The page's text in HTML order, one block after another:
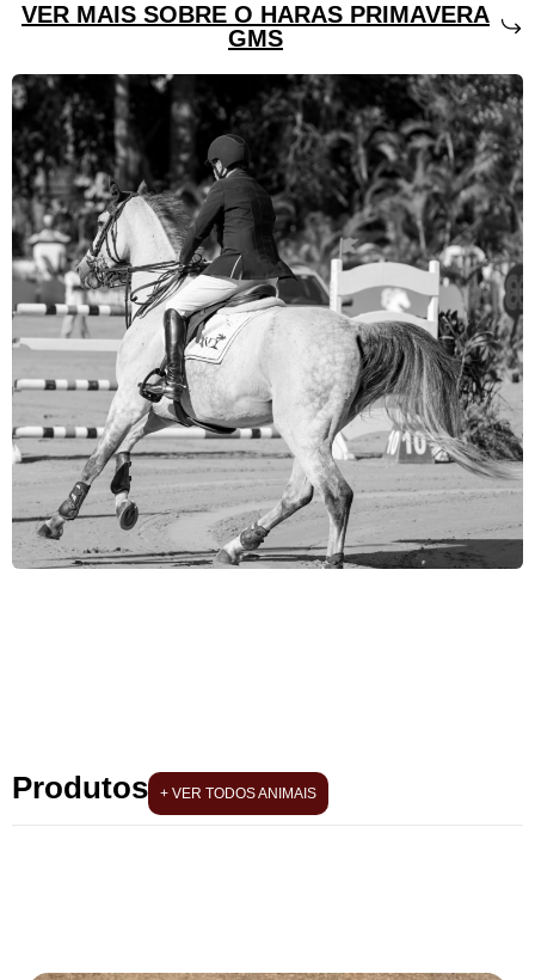
VER MAIS SOBRE O HARAS PRIMAVERA
GMS
Produtos + VER TODOS ANIMAIS